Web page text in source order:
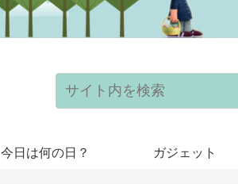
今日は何の日？ ガジェット